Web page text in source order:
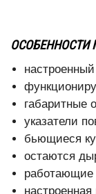
ОСОБЕННОСТИ
габаритные
указатели
бьющиеся
остаются
работающие